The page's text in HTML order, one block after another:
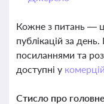
Кожне з питань —
публікацій за
посиланнями та
доступні у
Стисло про